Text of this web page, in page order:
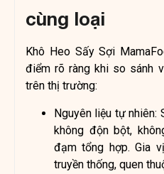
cùng loại
Khô Heo Sấy Sợi
điểm rõ ràng khi so sánh
trên thị trường:
Nguyên liệu tự nhiên:
không độn bột,
đạm tổng hợp. Gia
truyền thống, quen